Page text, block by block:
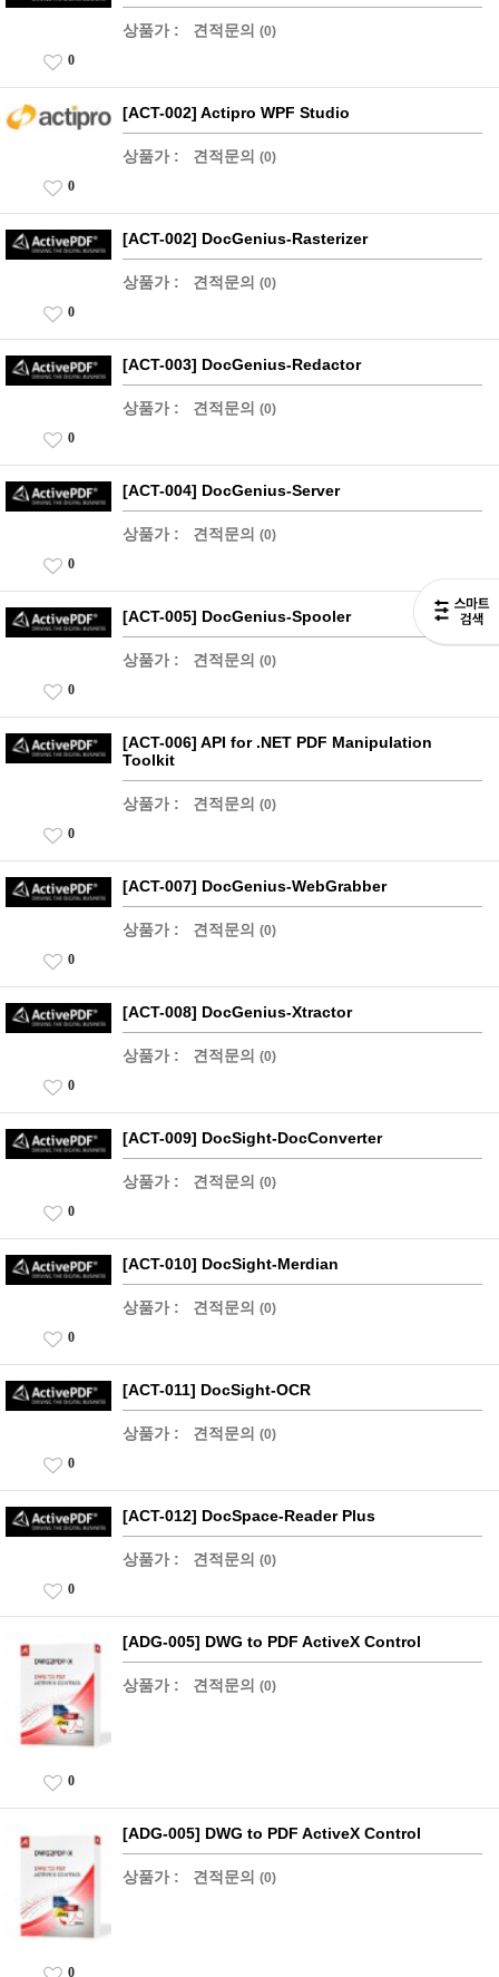
상품가 : 견적문의 (0)
0
[ACT-002] Actipro WPF Studio
상품가 : 견적문의 (0)
0
[ACT-002] DocGenius-Rasterizer
상품가 : 견적문의 (0)
0
[ACT-003] DocGenius-Redactor
상품가 : 견적문의 (0)
0
[ACT-004] DocGenius-Server
상품가 : 견적문의 (0)
0
[ACT-005] DocGenius-Spooler
상품가 : 견적문의 (0)
0
[ACT-006] API for .NET PDF Manipulation
Toolkit
상품가 : 견적문의 (0)
0
[ACT-007] DocGenius-WebGrabber
상품가 : 견적문의 (0)
0
[ACT-008] DocGenius-Xtractor
상품가 : 견적문의 (0)
0
[ACT-009] DocSight-DocConverter
상품가 : 견적문의 (0)
0
[ACT-010] DocSight-Merdian
상품가 : 견적문의 (0)
0
[ACT-011] DocSight-OCR
상품가 : 견적문의 (0)
0
[ACT-012] DocSpace-Reader Plus
상품가 : 견적문의 (0)
0
[ADG-005] DWG to PDF ActiveX Control
상품가 : 견적문의 (0)
0
[ADG-005] DWG to PDF ActiveX Control
상품가 : 견적문의 (0)
0